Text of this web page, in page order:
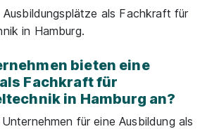
als Fachkraft für
in Hamburg.
bieten eine
Fachkraft für
in Hamburg an?
für eine Ausbildung als